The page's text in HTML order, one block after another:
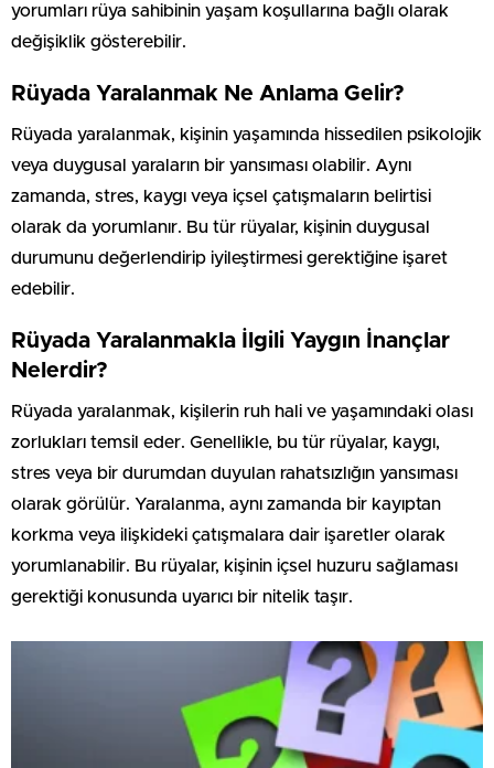
yorumları rüya sahibinin yaşam koşullarına bağlı olarak
değişiklik gösterebilir.
Rüyada Yaralanmak Ne Anlama Gelir?
Rüyada yaralanmak, kişinin yaşamında hissedilen psikolojik
veya duygusal yaraların bir yansıması olabilir. Aynı
zamanda, stres, kaygı veya içsel çatışmaların belirtisi
olarak da yorumlanır. Bu tür rüyalar, kişinin duygusal
durumunu değerlendirip iyileştirmesi gerektiğine işaret
edebilir.
Rüyada Yaralanmakla İlgili Yaygın İnançlar
Nelerdir?
Rüyada yaralanmak, kişilerin ruh hali ve yaşamındaki olası
zorlukları temsil eder. Genellikle, bu tür rüyalar, kaygı,
stres veya bir durumdan duyulan rahatsızlığın yansıması
olarak görülür. Yaralanma, aynı zamanda bir kayıptan
korkma veya ilişkideki çatışmalara dair işaretler olarak
yorumlanabilir. Bu rüyalar, kişinin içsel huzuru sağlaması
gerektiği konusunda uyarıcı bir nitelik taşır.